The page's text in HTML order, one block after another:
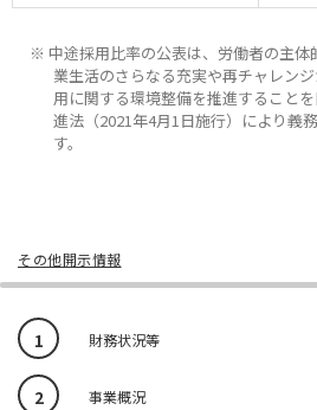
投資信託償還商品のご案内
ちょこっと3分！ファンドシアター
有価証券届出書の効力の発生の有無
確定拠出年金について
NAMシティ
投資の教室
特別対談
サステナビリティ経営基本方針
サステナビリティへの取り組み
サステナビリティレポート
サステナブル投資
プレスリリース
受賞歴
公式キャラクターのご紹介
採用情報
検索したいキーワードを入力してください
中途採用比率の公表は、労働者の主
業生活のさらなる充実や再チャレン
用に関する環境整備を推進すること
進法（2021年4月1日施行）により義
す。
その他開示情報
1 財務状況等
2 事業概況